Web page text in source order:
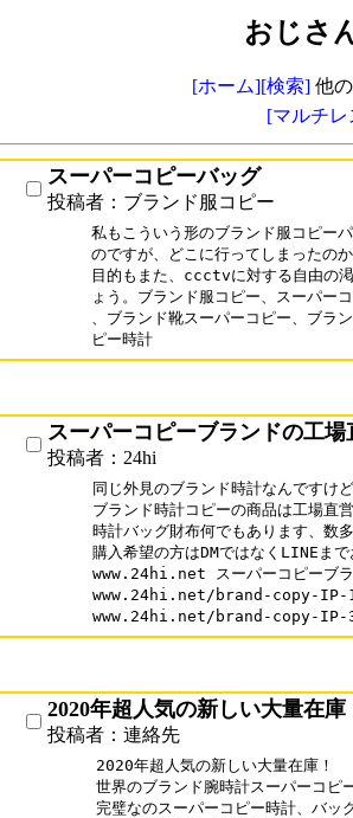
おじさ
[ホーム][検索]他
[マルチ
スーパーコピーバッグ
投稿者：ブランド服コピー
私もこういう形のブランド服コピー
のですが、どこに行ってしまったの
目的もまた、ccctvに対する自由の
ょう。ブランド服コピー、スーパー
、ブランド靴スーパーコピー、ブラ
ピー時計
スーパーコピーブランドの工場
投稿者：24hi
同じ外見のブランド時計なんですけ
ブランド時計コピーの商品は工場直
時計バッグ財布何でもあります、数
購入希望の方はDMではなくLINEま
www.24hi.net スーパーコピーブ
www.24hi.net/brand-copy-IP-
www.24hi.net/brand-copy-IP-
2020年超人気の新しい大量在庫
投稿者：連絡先
2020年超人気の新しい大量在庫！
世界のブランド腕時計スーパーコピ
完璧なのスーパーコピー時計、バッ